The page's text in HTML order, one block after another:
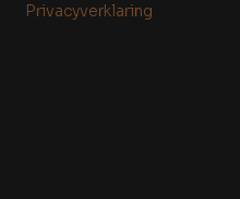
Privacyverklaring